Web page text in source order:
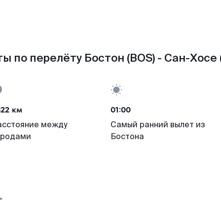
по перелёту Бостон (BOS) - Сан-Хосе
км
между
01:00
Самый ранний вылет из
Бостона